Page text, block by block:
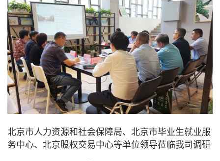
北京市人力资源和社会保障局、北京市毕业生就业服
务中心、北京股权交易中心等单位领导莅临我司调研